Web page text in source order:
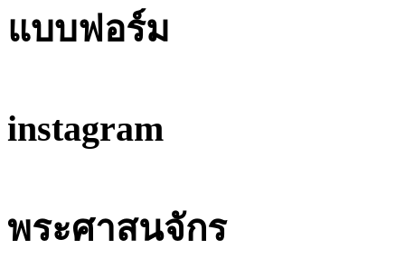
แบบฟอร์ม
instagram
พระศาสนจักร